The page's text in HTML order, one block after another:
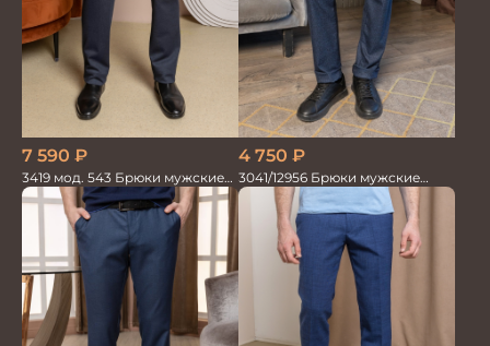
7 590 ₽
3419 мод. 543 Брюки мужские
трикотажные
4 750 ₽
3041/12956 Брюки мужские
океан